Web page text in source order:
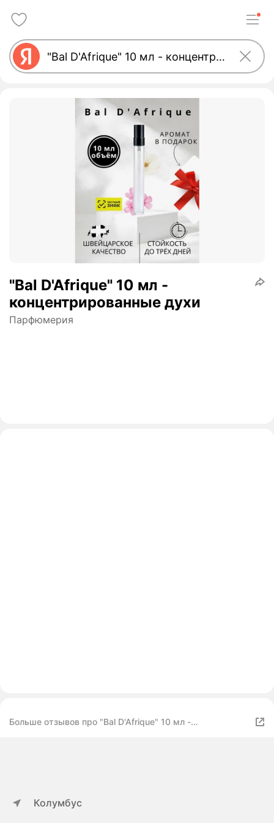
"Bal D'Afrique" 10 мл -
концентрированные духи
Парфюмерия
Больше отзывов про "Bal D'Afrique" 10 мл -
Колумбус